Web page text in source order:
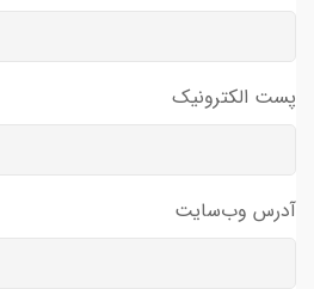
پست الکترونیک
آدرس وب‌سایت